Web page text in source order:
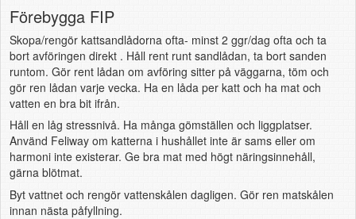
Förebygga FIP
Skopa/rengör kattsandlådorna ofta- minst 2 ggr/dag ofta och ta
bort avföringen direkt . Håll rent runt sandlådan, ta bort sanden
runtom. Gör rent lådan om avföring sitter på väggarna, töm och
gör ren lådan varje vecka. Ha en låda per katt och ha mat och
vatten en bra bit ifrån.
Håll en låg stressnivå. Ha många gömställen och liggplatser.
Använd Feliway om katterna i hushållet inte är sams eller om
harmoni inte existerar. Ge bra mat med högt näringsinnehåll,
gärna blötmat.
Byt vattnet och rengör vattenskålen dagligen. Gör ren matskålen
innan nästa påfyllning.